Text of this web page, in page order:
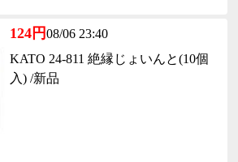
124円08/06 23:40
KATO 24-811 絶縁じょいんと(10個
入) /新品